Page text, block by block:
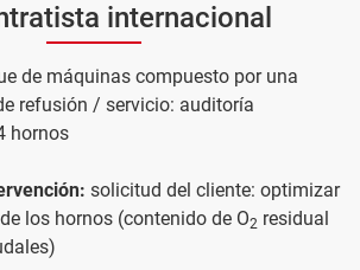
internacional
de máquinas compuesto por una
refusión / servicio: auditoría
hornos
solicitud del cliente: optimizar
de los hornos (contenido de O2 residual